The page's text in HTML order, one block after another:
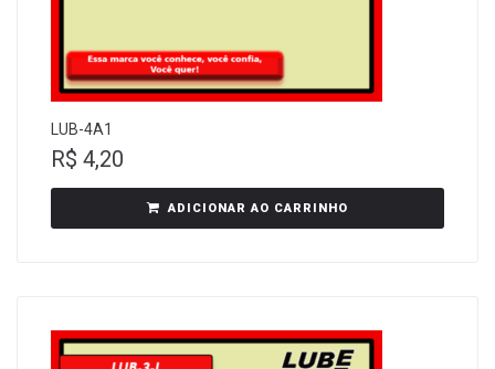
LUB-4A1
R$ 4,20
ADICIONAR AO CARRINHO